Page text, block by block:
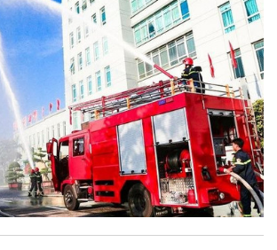
lượng, nhà chung cư (bao gồm nhà tập
hợp) và cơ sở hóa chất trên toàn địa bàn,
tra toàn bộ các cơ sở nhà chung cư.